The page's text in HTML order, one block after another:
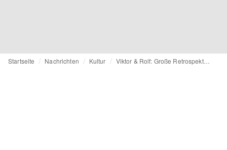
Startseite Nachrichten Kultur Viktor & Rolf: Große Retrospektive in München